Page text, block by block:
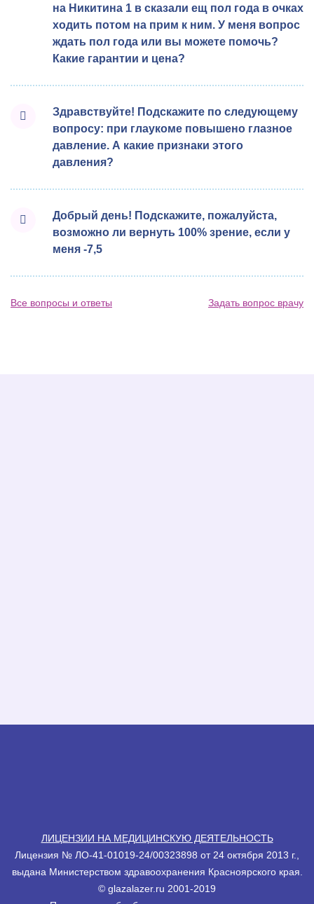
на Никитина 1 в сказали ещ пол года в очках
ходить потом на прим к ним. У меня вопрос
ждать пол года или вы можете помочь?
Какие гарантии и цена?
Здравствуйте! Подскажите по следующему
вопросу: при глаукоме повышено глазное
давление. А какие признаки этого
давления?
Добрый день! Подскажите, пожалуйста,
возможно ли вернуть 100% зрение, если у
меня -7,5
Все вопросы и ответы Задать вопрос врачу
ЛИЦЕНЗИИ НА МЕДИЦИНСКУЮ ДЕЯТЕЛЬНОСТЬ
Лицензия № ЛО-41-01019-24/00323898 от 24 октября 2013 г.,
выдана Министерством здравоохранения Красноярского края.
© glazalazеr.ru 2001-2019